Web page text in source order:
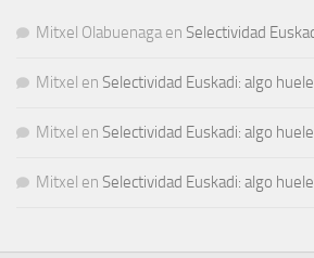
Mitxel Olabuenaga en Selectividad
Mitxel en Selectividad Euskadi: algo
Mitxel en Selectividad Euskadi: algo
Mitxel en Selectividad Euskadi: algo